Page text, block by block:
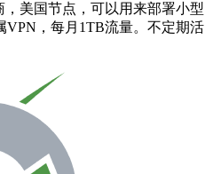
美国节点，可以用来部署小型
VPN，每月1TB流量。不定期活